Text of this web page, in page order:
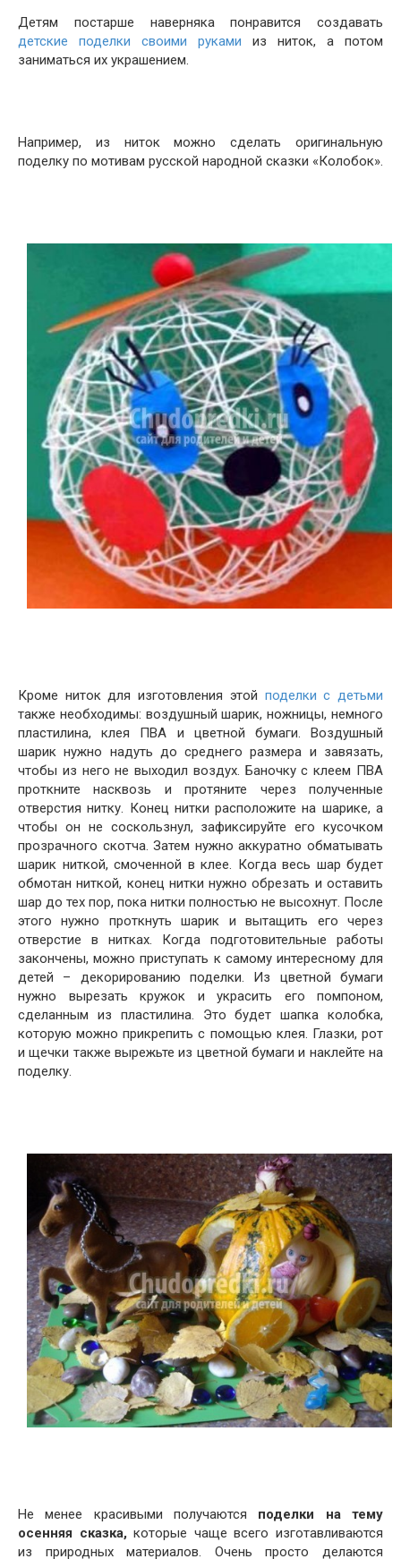
Детям постарше наверняка понравится создавать
детские поделки своими руками из ниток, а потом
заниматься их украшением.
Например, из ниток можно сделать оригинальную
поделку по мотивам русской народной сказки «Колобок».
Кроме ниток для изготовления этой поделки с детьми
также необходимы: воздушный шарик, ножницы, немного
пластилина, клея ПВА и цветной бумаги. Воздушный
шарик нужно надуть до среднего размера и завязать,
чтобы из него не выходил воздух. Баночку с клеем ПВА
проткните насквозь и протяните через полученные
отверстия нитку. Конец нитки расположите на шарике, а
чтобы он не соскользнул, зафиксируйте его кусочком
прозрачного скотча. Затем нужно аккуратно обматывать
шарик ниткой, смоченной в клее. Когда весь шар будет
обмотан ниткой, конец нитки нужно обрезать и оставить
шар до тех пор, пока нитки полностью не высохнут. После
этого нужно проткнуть шарик и вытащить его через
отверстие в нитках. Когда подготовительные работы
закончены, можно приступать к самому интересному для
детей – декорированию поделки. Из цветной бумаги
нужно вырезать кружок и украсить его помпоном,
сделанным из пластилина. Это будет шапка колобка,
которую можно прикрепить с помощью клея. Глазки, рот
и щечки также вырежьте из цветной бумаги и наклейте на
поделку.
Не менее красивыми получаются поделки на тему
осенняя сказка,которые чаще всего изготавливаются
из природных материалов. Очень просто делаются